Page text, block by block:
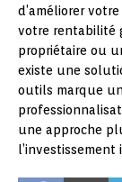
d’améliorer
votre rentabilité
propriétaire ou
existe une
outils marque
une approche
l’investissement